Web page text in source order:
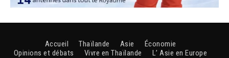
Accueil Thaïlande Asie
Économie
Opinions et débats
Vivre en Thaïlande
L’ Asie en Europe